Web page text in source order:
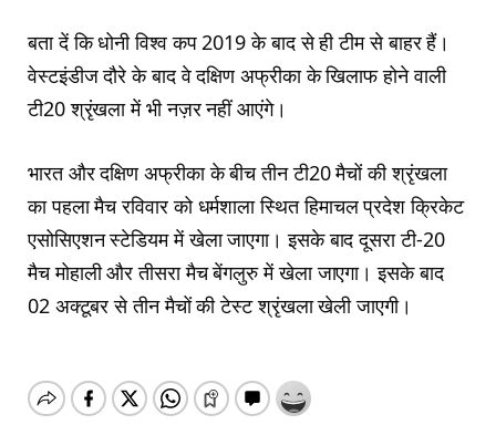
बता दें कि धोनी विश्व कप 2019 के बाद से ही टीम से बाहर हैं।
वेस्टइंडीज दौरे के बाद वे दक्षिण अफ्रीका के खिलाफ होने वाली
टी20 श्रृंखला में भी नज़र नहीं आएंगे।
भारत और दक्षिण अफ्रीका के बीच तीन टी20 मैचों की श्रृंखला
का पहला मैच रविवार को धर्मशाला स्थित हिमाचल प्रदेश क्रिकेट
एसोसिएशन स्टेडियम में खेला जाएगा। इसके बाद दूसरा टी-20
मैच मोहाली और तीसरा मैच बेंगलुरु में खेला जाएगा। इसके बाद
02 अक्टूबर से तीन मैचों की टेस्ट श्रृंखला खेली जाएगी।